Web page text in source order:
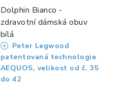
Dolphin Bianco -
zdravotní dámská obuv
bílá
Peter Legwood
patentovaná technologie
AEQUOS, velikost od č. 35
do 42